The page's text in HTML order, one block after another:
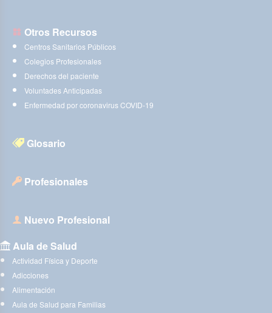
Otros Recursos
Centros Sanitarios Públicos
Colegios Profesionales
Derechos del paciente
Voluntades Anticipadas
Enfermedad por coronavirus COVID-19
Glosario
Profesionales
Nuevo Profesional
Aula de Salud
Actividad Física y Deporte
Adicciones
Alimentación
Aula de Salud para Familias